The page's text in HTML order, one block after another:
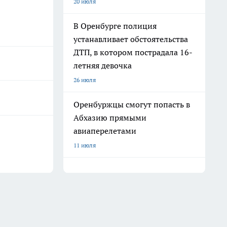
В Оренбурге полиция
устанавливает обстоятельства
ДТП, в котором пострадала 16-
летняя девочка
26 июля
Оренбуржцы смогут попасть в
Абхазию прямыми
авиаперелетами
11 июля